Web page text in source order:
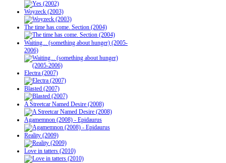
Woyzeck (2003)
The time has come. Section (2004)
Waiting... (something about hunger) (2005-
2006)
Electra (2007)
Blasted (2007)
A Streetcar Named Desire (2008)
Agamemnon (2008) - Epidaurus
Reality (2009)
Love in tatters (2010)